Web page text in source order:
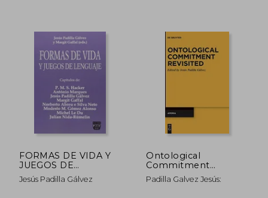
5% 5%
FORMAS DE VIDA Y
JUEGOS DE
LENGUAJE
Jesús Padilla Gálvez
Ontological
Commitment
Revisited (en Inglés)
Padilla Galvez Jesús: